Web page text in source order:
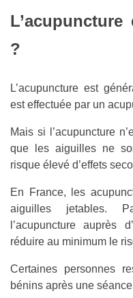
?
L’acupuncture est
est effectuée par un
Mais si l’acupuncture
que les aiguilles ne
risque élevé d’effets
En France, les
aiguilles jetables.
l’acupuncture auprès
réduire au minimum le
Certaines personnes
bénins après une